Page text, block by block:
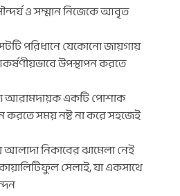
ও সম্মান নিজেকে আবৃত
পরিধানে যেকোনো জায়গায়
উপস্থাপন করতে
আরামদায়ক একটি পোশাক
করতে সময় নষ্ট না করে সহজেই
নিকাবের ঝামেলা নেই
সেলাই, যা একসাথে